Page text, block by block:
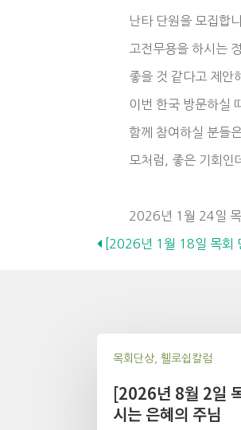
난타 단원을 모집합
고전무용을 하시는
좋을 것 같다고 제안
이번 한국 방문하실
함께 참여하실 분들
모처럼, 좋은 기회인
2026년 1월 24일 목
Posts
[2026년 1월 18일 목회
목회단상, 휄로쉽칼럼
[2026년 8월 2일
시는 은혜의 주님